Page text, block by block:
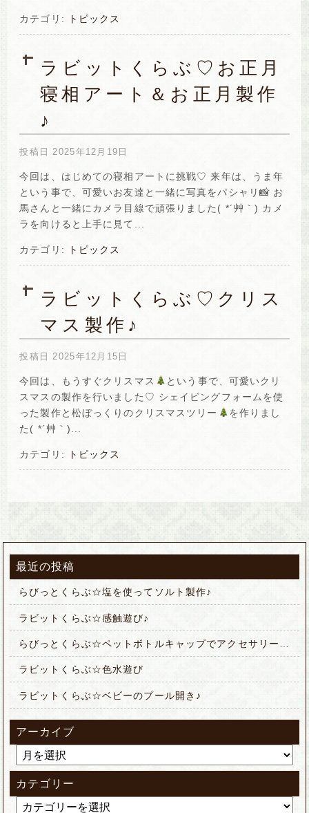
カテゴリ: トピックス
ラビットくらぶ♡お正月
寝相アート＆お正月製作
♪
投稿日 2025年12月19日
今回は、はじめての寝相アートに挑戦♡ 来年は、うま年
という事で、可愛いお友達と一緒に写真をパシャリ📸 お
馬さんと一緒にカメラ目線で頑張りました( *´艸｀) カメ
ラを向けると上手に見て...
カテゴリ: トピックス
ラビットくらぶ♡クリス
マス製作♪
投稿日 2025年12月15日
今回は、もうすぐクリスマス
という事で、可愛いクリ
スマスの製作を行いました♡ シェイビングフォームを使
った製作と松ぼっくりのクリスマスツリー
を作りまし
た( *´艸｀)...
カテゴリ: トピックス
最近の投稿
らびっとくらぶ☆塩を使ってソルト製作♪
ラビットくらぶ☆感触遊び♪
ラビットくらぶ☆色水遊び
ラビットくらぶ☆ベビーのプール開き♪
アーカイブ
カテゴリー